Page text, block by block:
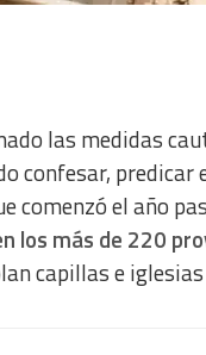
las medidas
confesar,
el año
los más de 220
capillas e